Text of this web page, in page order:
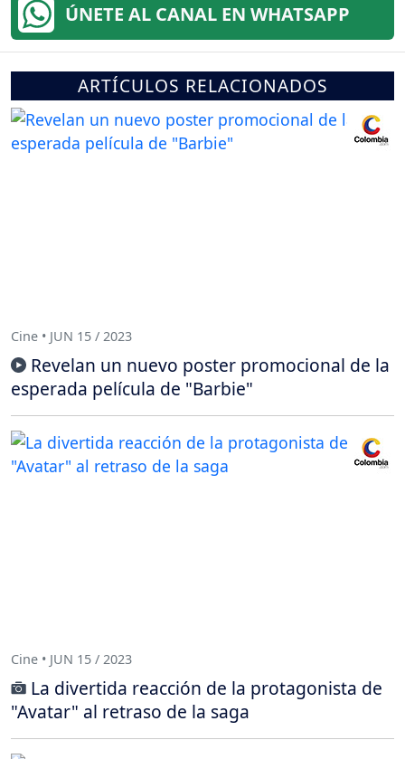
ÚNETE AL CANAL EN WHATSAPP
ARTÍCULOS RELACIONADOS
Cine • JUN 15 / 2023
Revelan un nuevo poster promocional de la
esperada película de "Barbie"
Cine • JUN 15 / 2023
La divertida reacción de la protagonista de
"Avatar" al retraso de la saga